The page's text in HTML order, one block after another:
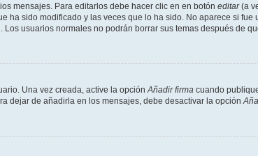
mensajes. Para editarlos debe hacer clic en en botón editar(a
ha sido modificado y las veces que lo ha sido. No aparece si
usuarios normales no podrán borrar sus temas después de
Una vez creada, active la opción Añadir firma cuando
dejar de añadirla en los mensajes, debe desactivar la opción